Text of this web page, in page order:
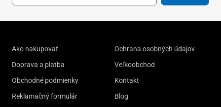
Ako nakupovať
Doprava a platba
Obchodné podmienky
Reklamačný formulár
Ochrana osobných údajov
Veľkoobchod
Kontakt
Blog